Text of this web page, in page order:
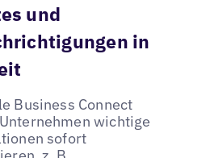
und
in
Business Connect
wichtige
sofort